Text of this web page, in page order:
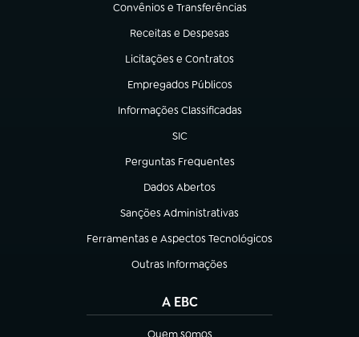
Convênios e Transferências
(abre em nova aba)
Receitas e Despesas
(abre em nova aba)
Licitações e Contratos
(abre em nova aba)
Empregados Públicos
(abre em nova aba)
Informações Classificadas
(abre em nova aba)
SIC
(abre em nova aba)
Perguntas Frequentes
(abre em nova aba)
Dados Abertos
(abre em nova aba)
Sanções Administrativas
(abre em nova aba)
Ferramentas e Aspectos Tecnológicos
(abre em nova aba)
Outras Informações
(abre em nova aba)
A EBC